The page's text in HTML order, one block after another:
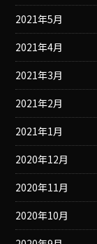
2021年5月
2021年4月
2021年3月
2021年2月
2021年1月
2020年12月
2020年11月
2020年10月